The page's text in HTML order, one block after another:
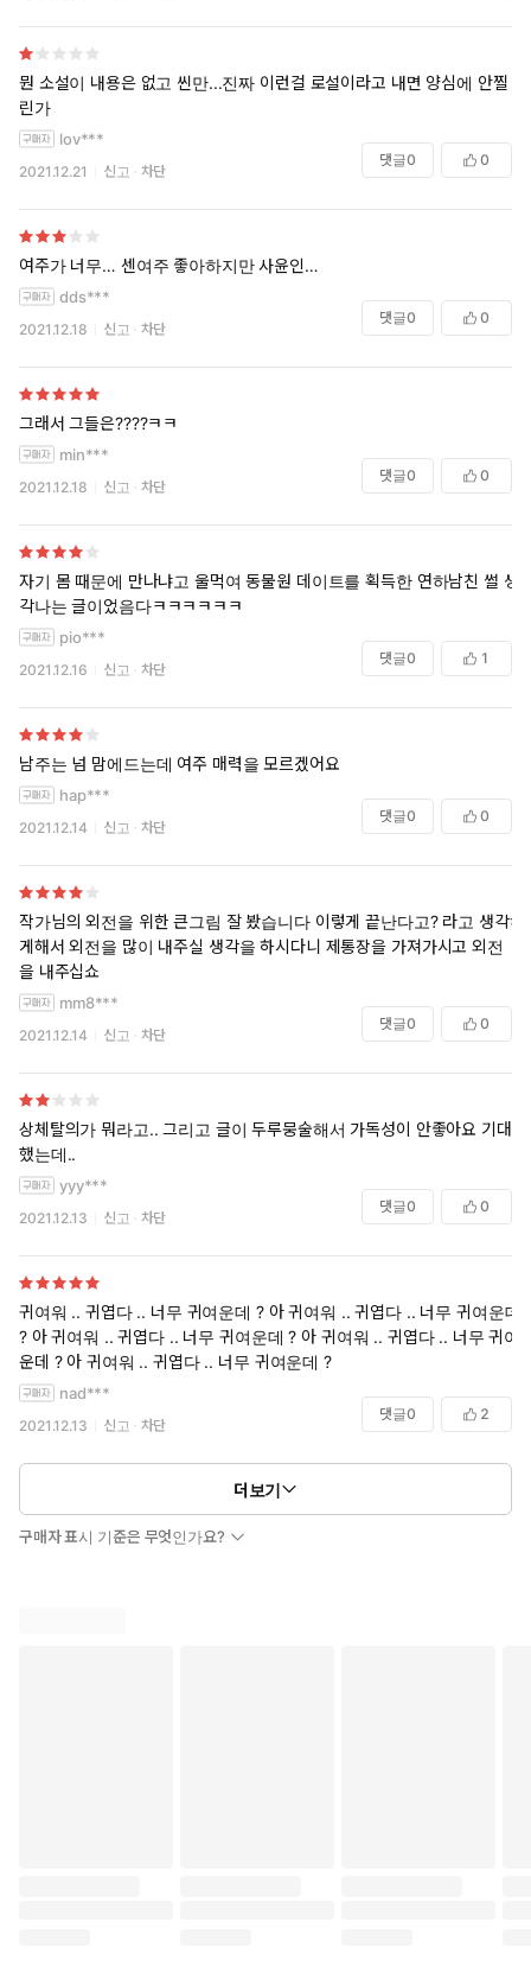
뭔 소설이 내용은 없고 씬만...진짜 이런걸 로설이라고 내면 양심에 안찔
린가
lov***
2021.12.21 신고 차단
댓글0 0
여주가 너무… 센여주 좋아하지만 사윤인…
dds***
2021.12.18 신고 차단
댓글0 0
그래서 그들은????ㅋㅋ
min***
2021.12.18 신고 차단
댓글0 0
자기 몸 때문에 만나냐고 울먹여 동물원 데이트를 획득한 연하남친 썰 생
각나는 글이었음다ㅋㅋㅋㅋㅋㅋ
pio***
2021.12.16 신고 차단
댓글0 1
남주는 넘 맘에드는데 여주 매력을 모르겠어요
hap***
2021.12.14 신고 차단
댓글0 0
작가님의 외전을 위한 큰그림 잘 봤습니다 이렇게 끝난다고? 라고 생각하
게해서 외전을 많이 내주실 생각을 하시다니 제통장을 가져가시고 외전
을 내주십쇼
mm8***
2021.12.14 신고 차단
댓글0 0
상체탈의가 뭐라고.. 그리고 글이 두루뭉술해서 가독성이 안좋아요 기대
했는데..
yyy***
2021.12.13 신고 차단
댓글0 0
귀여워 .. 귀엽다 .. 너무 귀여운데 ? 아 귀여워 .. 귀엽다 .. 너무 귀여운데
? 아 귀여워 .. 귀엽다 .. 너무 귀여운데 ? 아 귀여워 .. 귀엽다 .. 너무 귀여
운데 ? 아 귀여워 .. 귀엽다 .. 너무 귀여운데 ?
nad***
2021.12.13 신고 차단
댓글0 2
더보기
구매자 표시 기준은 무엇인가요?